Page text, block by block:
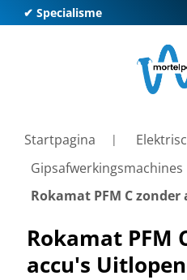
✔ Specialisme
Startpagina
Gipsafwerkingsmachines
Rokamat PFM C
Rokamat PFM
accu's